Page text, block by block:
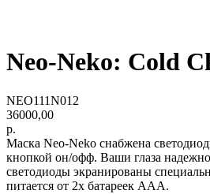
Neo-Neko: Cold
NEO111N012
36000,00
р.
Маска Neo-Neko снабжена
кнопкой он/офф. Ваши глаза
светодиоды экранированы
питается от 2х батареек ААА.